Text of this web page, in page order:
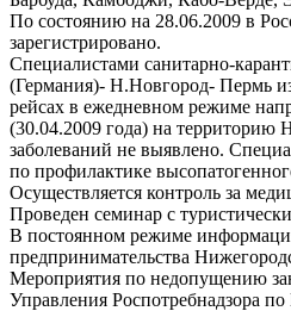
По состоянию на 28.06.2009 в
зарегистрировано.
Специалистами санитарно-
(Германия)- Н.Новгород- Пермь
рейсах в ежедневном режиме
(30.04.2009 года) на территорию
заболеваний не выявлено.
по профилактике
Осуществляется контроль за
Проведен семинар с
В постоянном режиме
предпринимательства
Мероприятия по недопущению
Управления Роспотребнадзора